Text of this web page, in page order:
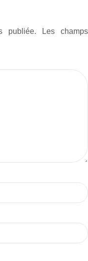
publiée.
Les champs